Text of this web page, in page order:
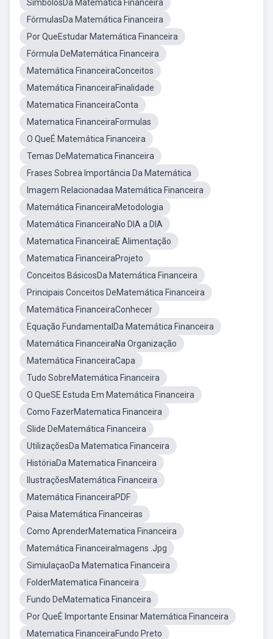
SímbolosDa Matemática Financeira
FórmulasDa Matemática Financeira
Por QueEstudar Matemática Financeira
Fórmula DeMatemática Financeira
Matemática FinanceiraConceitos
Matemática FinanceiraFinalidade
Matematica FinanceiraConta
Matematica FinanceiraFormulas
O QueÉ Matemática Financeira
Temas DeMatematica Financeira
Frases Sobrea Importância Da Matemática
Imagem Relacionadaa Matemática Financeira
Matemática FinanceiraMetodologia
Matemática FinanceiraNo DIA a DIA
Matematica FinanceiraE Alimentação
Matematica FinanceiraProjeto
Conceitos BásicosDa Matemática Financeira
Principais Conceitos DeMatemática Financeira
Matemática FinanceiraConhecer
Equação FundamentalDa Matemática Financeira
Matemática FinanceiraNa Organização
Matemática FinanceiraCapa
Tudo SobreMatemática Financeira
O QueSE Estuda Em Matemática Financeira
Como FazerMatematica Financeira
Slide DeMatemática Financeira
UtilizaçõesDa Matematica Financeira
HistóriaDa Matematica Financeira
IlustraçõesMatemática Financeira
Matemática FinanceiraPDF
Paisa Matemática Financeiras
Como AprenderMatematica Financeira
Matemática FinanceiraImagens .Jpg
SimiulaçaoDa Matematica Financeira
FolderMatematica Financeira
Fundo DeMatematica Financeira
Por QueÉ Importante Ensinar Matemática Financeira
Matematica FinanceiraFundo Preto